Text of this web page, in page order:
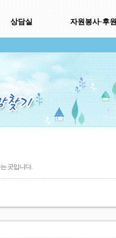
상담실 자원봉사·후원
곳입니다.